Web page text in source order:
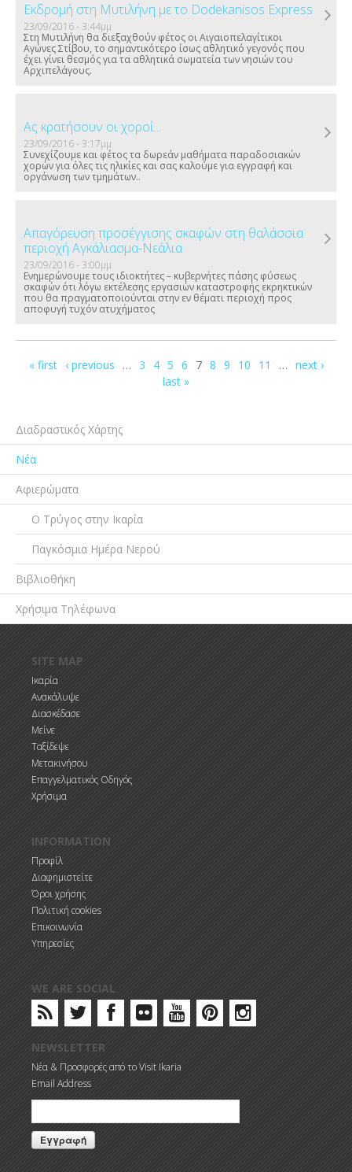
Εκδρομή στη Μυτιλήνη με το Dodekanisos Express
23/09/2016 - 3:44μμ
Στη Μυτιλήνη θα διεξαχθούν φέτος οι Αιγαιοπελαγίτικοι
Αγώνες Στίβου, το σημαντικότερο ίσως αθλητικό γεγονός που
έχει γίνει θεσμός για τα αθλητικά σωματεία των νησιών του
Αρχιπελάγους.
Ας κρατήσουν οι χοροί...
23/09/2016 - 3:17μμ
Συνεχίζουμε και φέτος τα δωρεάν μαθήματα παραδοσιακών
χορών για όλες τις ηλικίες και σας καλούμε για εγγραφή και
οργάνωση των τμημάτων..
Απαγόρευση προσέγγισης σκαφών στη θαλάσσια
περιοχή Αγκάλιασμα-Νεάλια
23/09/2016 - 3:00μμ
Ενημερώνουμε τους ιδιοκτήτες – κυβερνήτες πάσης φύσεως
σκαφών ότι λόγω εκτέλεσης εργασιών καταστροφής εκρηκτικών
που θα πραγματοποιούνται στην εν θέματι περιοχή προς
αποφυγή τυχόν ατυχήματος
« first ‹ previous … 3 4 5 6 7 8 9 10 11 … next ›
last »
Διαδραστικός Χάρτης
Νέα
Αφιερώματα
Ο Τρύγος στην Ικαρία
Παγκόσμια Ημέρα Νερού
Βιβλιοθήκη
Χρήσιμα Τηλέφωνα
SITE MAP
Ικαρία
Ανακάλυψε
Διασκέδασε
Μείνε
Ταξίδεψε
Μετακινήσου
Επαγγελματικός Οδηγός
Χρήσιμα
INFORMATION
Προφίλ
Διαφημιστείτε
Όροι χρήσης
Πολιτική cookies
Επικοινωνία
Υπηρεσίες
WE ARE SOCIAL
NEWSLETTER
Νέα & Προσφορές από το Visit Ikaria
Email Address